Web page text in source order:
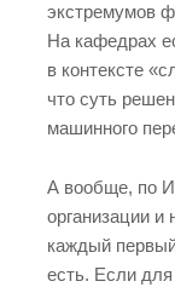
экстремумов
На кафедрах
в контексте
что суть
машинного
А вообще, по
организации и
каждый
есть. Если